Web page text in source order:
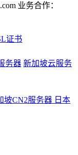
业务合作：
证书
务器 新加坡云服务
坡CN2服务器 日本